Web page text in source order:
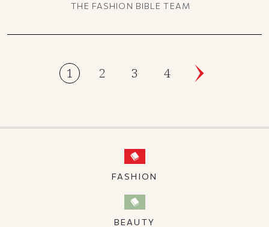
THE FASHION BIBLE TEAM
1 2 3 4
FASHION
BEAUTY